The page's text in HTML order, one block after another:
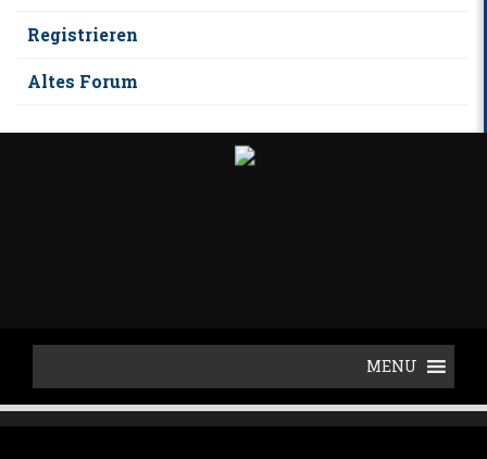
Registrieren
Altes Forum
t